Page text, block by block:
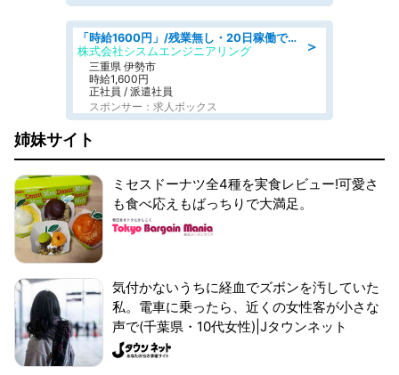
＞
「時給1600円」/残業無し・20日稼働で月収25万円以上可/人物重視の選考/ねじ締めや梱包業務
株式会社シスムエンジニアリング
三重県 伊勢市
時給1,600円
正社員 / 派遣社員
スポンサー：求人ボックス
姉妹サイト
ミセスドーナツ全4種を実食レビュー!可愛さ
も食べ応えもばっちりで大満足。
気付かないうちに経血でズボンを汚していた
私。電車に乗ったら、近くの女性客が小さな
声で(千葉県・10代女性)|Jタウンネット